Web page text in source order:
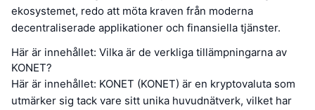
ekosystemet, redo att möta kraven från moderna
decentraliserade applikationer och finansiella tjänster.
Här är innehållet: Vilka är de verkliga tillämpningarna av
KONET?
Här är innehållet: KONET (KONET) är en kryptovaluta som
utmärker sig tack vare sitt unika huvudnätverk, vilket har